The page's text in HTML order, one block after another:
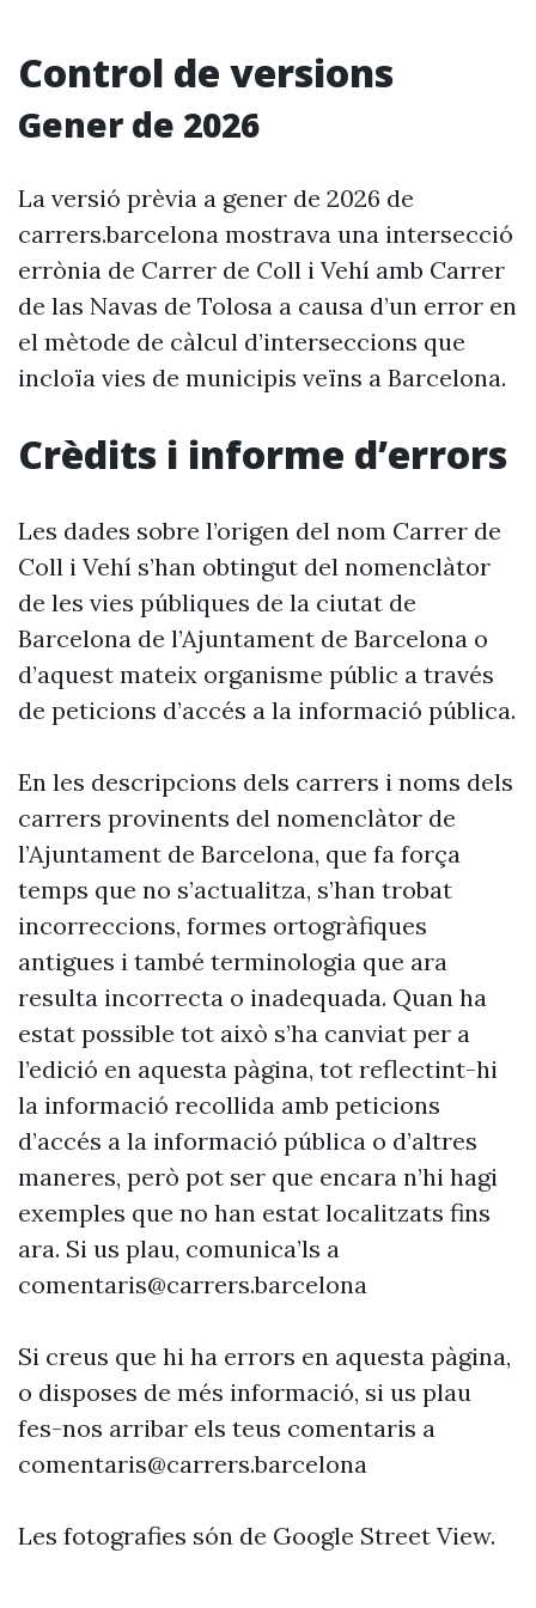
Control de versions
Gener de 2026
La versió prèvia a gener de 2026 de
carrers.barcelona mostrava una intersecció
errònia de Carrer de Coll i Vehí amb Carrer
de las Navas de Tolosa a causa d’un error en
el mètode de càlcul d’interseccions que
incloïa vies de municipis veïns a Barcelona.
Crèdits i informe d’errors
Les dades sobre l’origen del nom Carrer de
Coll i Vehí s’han obtingut del nomenclàtor
de les vies públiques de la ciutat de
Barcelona de l’Ajuntament de Barcelona o
d’aquest mateix organisme públic a través
de peticions d’accés a la informació pública.
En les descripcions dels carrers i noms dels
carrers provinents del nomenclàtor de
l’Ajuntament de Barcelona, que fa força
temps que no s’actualitza, s’han trobat
incorreccions, formes ortogràfiques
antigues i també terminologia que ara
resulta incorrecta o inadequada. Quan ha
estat possible tot això s’ha canviat per a
l’edició en aquesta pàgina, tot reflectint-hi
la informació recollida amb peticions
d’accés a la informació pública o d’altres
maneres, però pot ser que encara n’hi hagi
exemples que no han estat localitzats fins
ara. Si us plau, comunica’ls a
comentaris@carrers.barcelona
Si creus que hi ha errors en aquesta pàgina,
o disposes de més informació, si us plau
fes-nos arribar els teus comentaris a
comentaris@carrers.barcelona
Les fotografies són de Google Street View.